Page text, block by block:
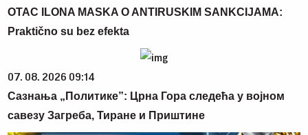
OTAC ILONA MASKA O ANTIRUSKIM SANKCIJAMA:
Praktično su bez efekta
07. 08. 2026 09:14
Сазнања „Политике”: Црна Гора следећа у војном
савезу Загреба, Тиране и Приштине